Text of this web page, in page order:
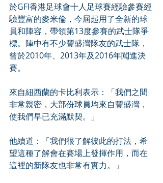
於GFI香港足球會十人足球賽經驗參賽經
驗豐富的麥米倫，今屆起用了全新的球
員和陣容，帶領第13度參賽的武士隊爭
標。陣中有不少豐盛灣隊友的武士隊，
曾於2010年、2013年及2016年闖進決
賽。
來自紐西蘭的卡比利表示：「我們之間
非常親密，大部份球員均來自豐盛灣，
使我們早已充滿默契。」
他續道：「我們很了解彼此的打法，希
望這種了解會在賽場上發揮作用，而在
這裡的新隊友也非常有實力。」